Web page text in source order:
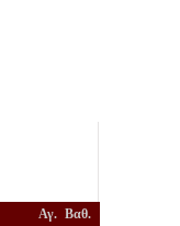
Αγ. Βαθ.